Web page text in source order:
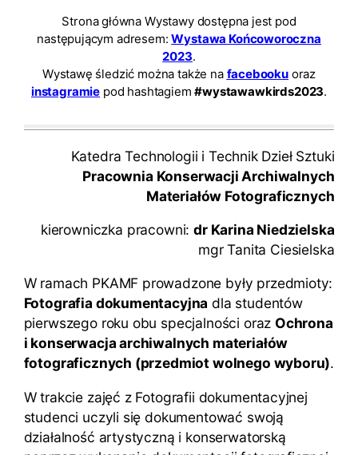
Strona główna Wystawy dostępna jest pod
następującym adresem:Wystawa Końcoworoczna
2023.
Wystawę śledzić można także na facebookuoraz
instagramie pod hashtagiem#wystawawkirds2023.
Katedra Technologii i Technik Dzieł Sztuki
Pracownia Konserwacji Archiwalnych
Materiałów Fotograficznych
kierowniczka pracowni:dr Karina Niedzielska
mgr Tanita Ciesielska
W ramach PKAMF prowadzone były przedmioty:
Fotografia dokumentacyjna dla studentów
pierwszego roku obu specjalności orazOchrona
i konserwacja archiwalnych materiałów
fotograficznych (przedmiot wolnego wyboru).
W trakcie zajęć z Fotografii dokumentacyjnej
studenci uczyli się dokumentować swoją
działalność artystyczną i konserwatorską